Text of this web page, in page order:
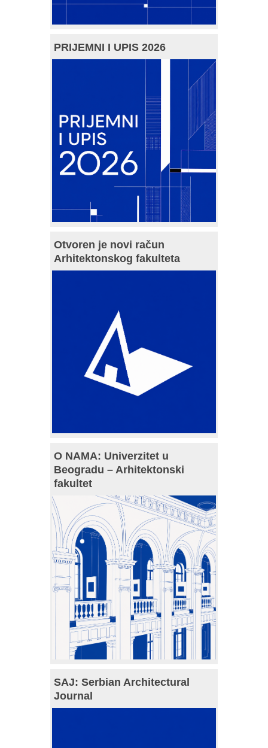
PRIJEMNI I UPIS 2026
Otvoren je novi račun
Arhitektonskog fakulteta
O NAMA: Univerzitet u
Beogradu – Arhitektonski
fakultet
SAJ: Serbian Architectural
Journal